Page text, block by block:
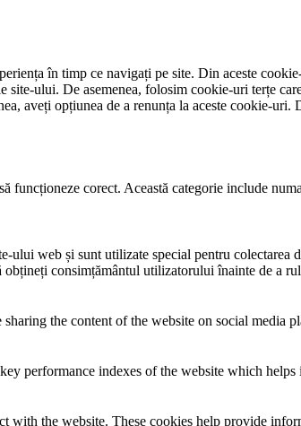
în timp ce navigați pe site. Din aceste
ului. De asemenea, folosim cookie-uri terțe
aveți opțiunea de a renunța la aceste cookie-
funcționeze corect. Această categorie include
ului web și sunt utilizate special pentru
consimțământul utilizatorului înainte de a
the content of the website on social media
performance indexes of the website which
with the website. These cookies help provide